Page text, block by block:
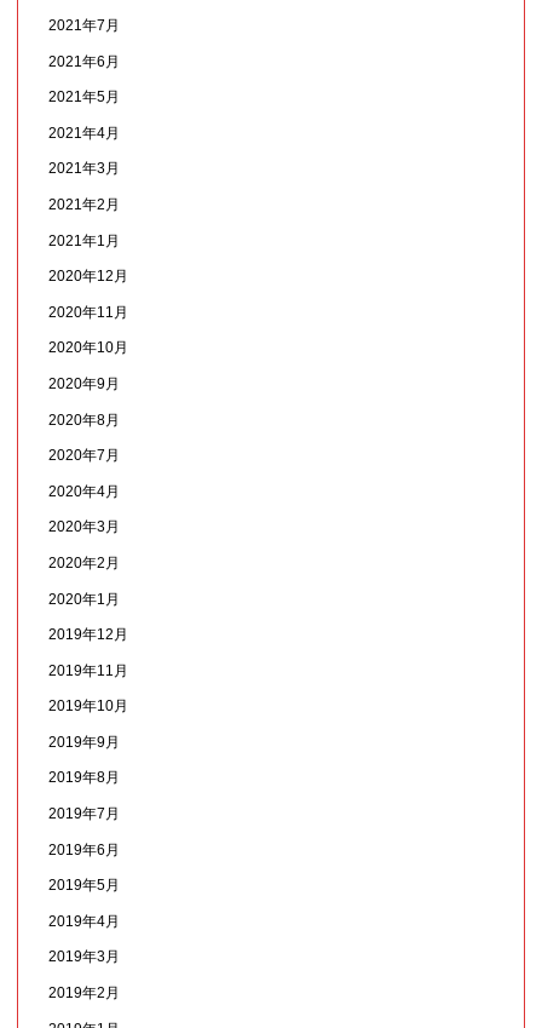
2021年7月
2021年6月
2021年5月
2021年4月
2021年3月
2021年2月
2021年1月
2020年12月
2020年11月
2020年10月
2020年9月
2020年8月
2020年7月
2020年4月
2020年3月
2020年2月
2020年1月
2019年12月
2019年11月
2019年10月
2019年9月
2019年8月
2019年7月
2019年6月
2019年5月
2019年4月
2019年3月
2019年2月